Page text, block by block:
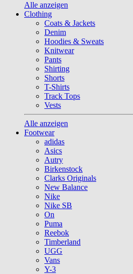
Alle anzeigen
Clothing
Coats & Jackets
Denim
Hoodies & Sweats
Knitwear
Pants
Shirting
Shorts
T-Shirts
Track Tops
Vests
Alle anzeigen
Footwear
adidas
Asics
Autry
Birkenstock
Clarks Originals
New Balance
Nike
Nike SB
On
Puma
Reebok
Timberland
UGG
Vans
Y-3